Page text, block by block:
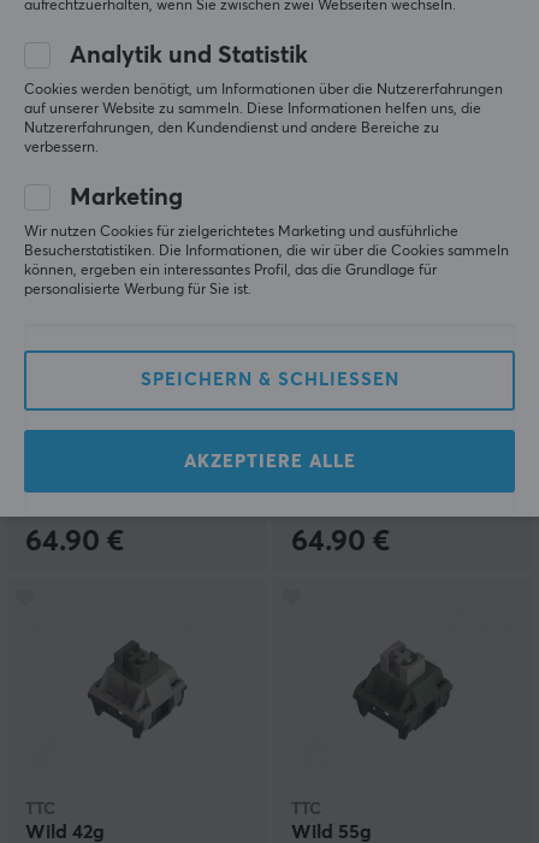
64.90 € 64.90 €
KBDfans
TOFU60 Redux - Green
(100)
64.90 €
KBDfans
TOFU60 Redux - Maroon
64.90 €
TTC
Wild 42g
TTC
Wild 55g
aufrechtzuerhalten, wenn Sie zwischen zwei Webseiten wechseln.
Analytik und Statistik
Cookies werden benötigt, um Informationen über die Nutzererfahrungen
auf unserer Website zu sammeln. Diese Informationen helfen uns, die
Nutzererfahrungen, den Kundendienst und andere Bereiche zu
verbessern.
Marketing
Wir nutzen Cookies für zielgerichtetes Marketing und ausführliche
Besucherstatistiken. Die Informationen, die wir über die Cookies sammeln
können, ergeben ein interessantes Profil, das die Grundlage für
personalisierte Werbung für Sie ist.
SPEICHERN & SCHLIESSEN
AKZEPTIERE ALLE